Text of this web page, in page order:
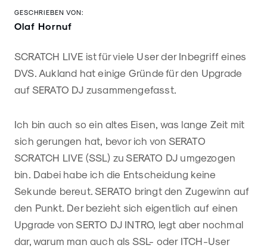
GESCHRIEBEN VON:
Olaf Hornuf
SCRATCH LIVE ist für viele User der Inbegriff eines
DVS. Aukland hat einige Gründe für den Upgrade
auf SERATO DJ zusammengefasst.
Ich bin auch so ein altes Eisen, was lange Zeit mit
sich gerungen hat, bevor ich von SERATO
SCRATCH LIVE (SSL) zu SERATO DJ umgezogen
bin. Dabei habe ich die Entscheidung keine
Sekunde bereut. SERATO bringt den Zugewinn auf
den Punkt. Der bezieht sich eigentlich auf einen
Upgrade von SERTO DJ INTRO, legt aber nochmal
dar, warum man auch als SSL- oder ITCH-User